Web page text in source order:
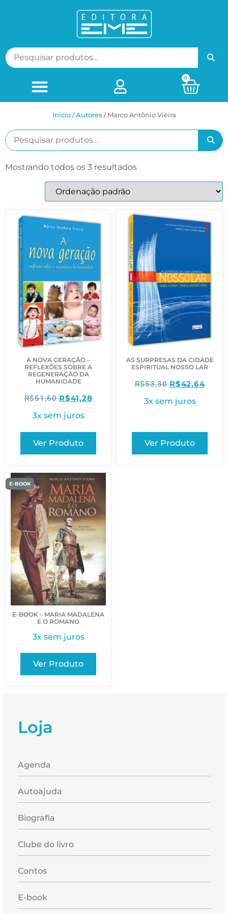
0
Início/ㅤAutores / Marco Antônio Vieira
Loja
Agenda
Autoajuda
Biografia
Clube do livro
Contos
E-book
Mostrando todos os 3 resultados
A NOVA GERAÇÃO –
REFLEXÕES SOBRE A
REGENERAÇÃO DA
HUMANIDADE
R$51,60 R$41,28
3x sem juros
Ver Produto
AS SURPRESAS DA CIDADE
ESPIRITUAL NOSSO LAR
R$53,30 R$42,64
3x sem juros
Ver Produto
E-BOOK
E-BOOK – MARIA MADALENA
E O ROMANO
3x sem juros
Ver Produto